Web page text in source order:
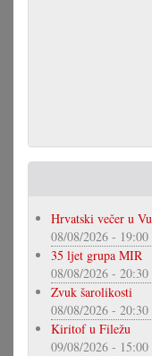
Hrvatski večer u
08/08/2026 - 19:00
35 ljet grupa MIR
08/08/2026 - 20:30
Zvuk šarolikosti
08/08/2026 - 20:30
Kiritof u Filežu
09/08/2026 - 15:00